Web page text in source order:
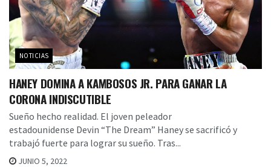
NOTICIAS
HANEY DOMINA A KAMBOSOS JR. PARA GANAR LA
CORONA INDISCUTIBLE
Sueño hecho realidad. El joven peleador
estadounidense Devin “The Dream” Haney se sacrificó y
trabajó fuerte para lograr su sueño. Tras...
JUNIO 5, 2022